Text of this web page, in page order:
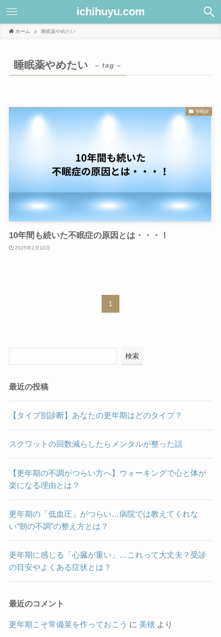
ichihuyu.com
ホーム 睡眠薬やめたい
睡眠薬やめたい – tag –
不眠症
10年間も続いた不眠症の原因とは・・・！
2025年2月10日
1
検索
最近の投稿
【タイプ別診断】あなたの更年期はどのタイプ？
スクワットの回数減らしたらメンタルが整った話
【更年期の不調がつらい方へ】ウォーキングで心と体が
楽になる理由とは？
更年期の「低血圧」がつらい…病院では教えてくれな
い“朝の不調”の整え方とは？
更年期に感じる「心臓が重い」…これって大丈夫？受診
の目安やよくある症状とは？
最近のコメント
更年期こそ常備菜を作っておこう に 美穂より